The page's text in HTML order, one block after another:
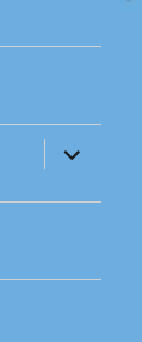
ouvrir
le
menu